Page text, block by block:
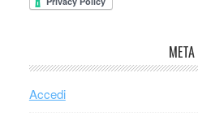
META
Accedi